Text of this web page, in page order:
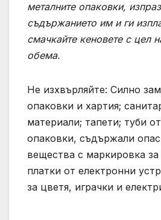
металните опаковки,
съдържанието им и ги
смачкайте кеновете с цел
обема.
Не изхвърляйте: Силно
опаковки и хартия;
материали; тапети; туби
опаковки, съдържали
вещества с маркировка
платки от електронни
за цветя, играчки и